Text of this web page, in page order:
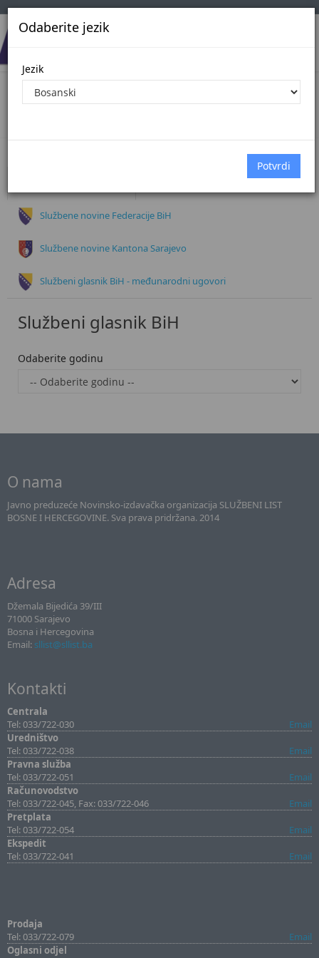
Odaberite jezik
Jezik
Dokumenti
Službene novine Federacije BiH
Službene novine Kantona Sarajevo
Službeni glasnik BiH - međunarodni ugovori
Službeni glasnik BiH
Odaberite godinu
O nama
Javno preduzeće Novinsko-izdavačka organizacija SLUŽBENI LIST
BOSNE I HERCEGOVINE. Sva prava pridržana. 2014
Adresa
Džemala Bijedića 39/III
71000 Sarajevo
Bosna i Hercegovina
Email: sllist@sllist.ba
Kontakti
Centrala
Tel: 033/722-030
Email
Uredništvo
Tel: 033/722-038
Email
Pravna služba
Tel: 033/722-051
Email
Računovodstvo
Tel: 033/722-045, Fax: 033/722-046
Email
Pretplata
Tel: 033/722-054
Email
Ekspedit
Tel: 033/722-041
Email
Prodaja
Tel: 033/722-079
Email
Oglasni odjel